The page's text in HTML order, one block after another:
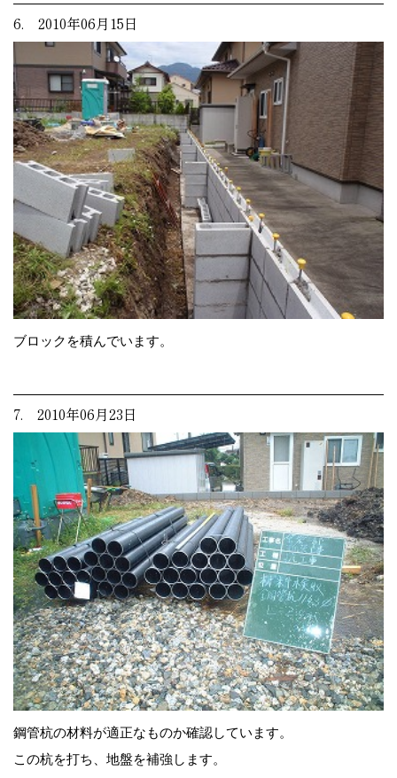
6. 2010年06月15日
ブロックを積んでいます。
7. 2010年06月23日
鋼管杭の材料が適正なものか確認しています。
この杭を打ち、地盤を補強します。